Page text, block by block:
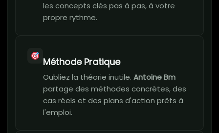
les concepts clés pas à pas, à votre
propre rythme.
Méthode Pratique
Oubliez la théorie inutile. Antoine Bm
partage des méthodes concrètes, des
cas réels et des plans d'action prêts à
l'emploi.